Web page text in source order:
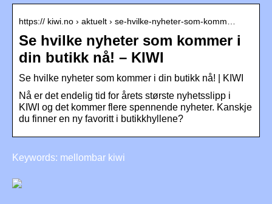
https:// kiwi.no › aktuelt › se-hvilke-nyheter-som-komm…
Se hvilke nyheter som kommer i
din butikk nå! – KIWI
Se hvilke nyheter som kommer i din butikk nå! | KIWI
Nå er det endelig tid for årets største nyhetsslipp i
KIWI og det kommer flere spennende nyheter. Kanskje
du finner en ny favoritt i butikkhyllene?
Keywords: mellombar kiwi